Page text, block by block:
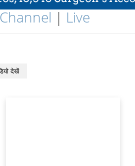
Channel | Live
देखें